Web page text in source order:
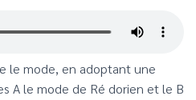
le mode, en adoptant une
A le mode de Ré dorien et le B